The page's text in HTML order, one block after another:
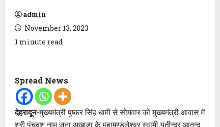
admin
November 13, 2023
1 minute read
Spread News
देहरादून-मुख्यमंत्री पुष्कर सिंह धामी से सोमवार को मुख्यमंत्री आवास में
श्री पंचदश नाम जूना अखाड़ा के महामण्डलेश्वर स्वामी यतीन्द्र आनन्द